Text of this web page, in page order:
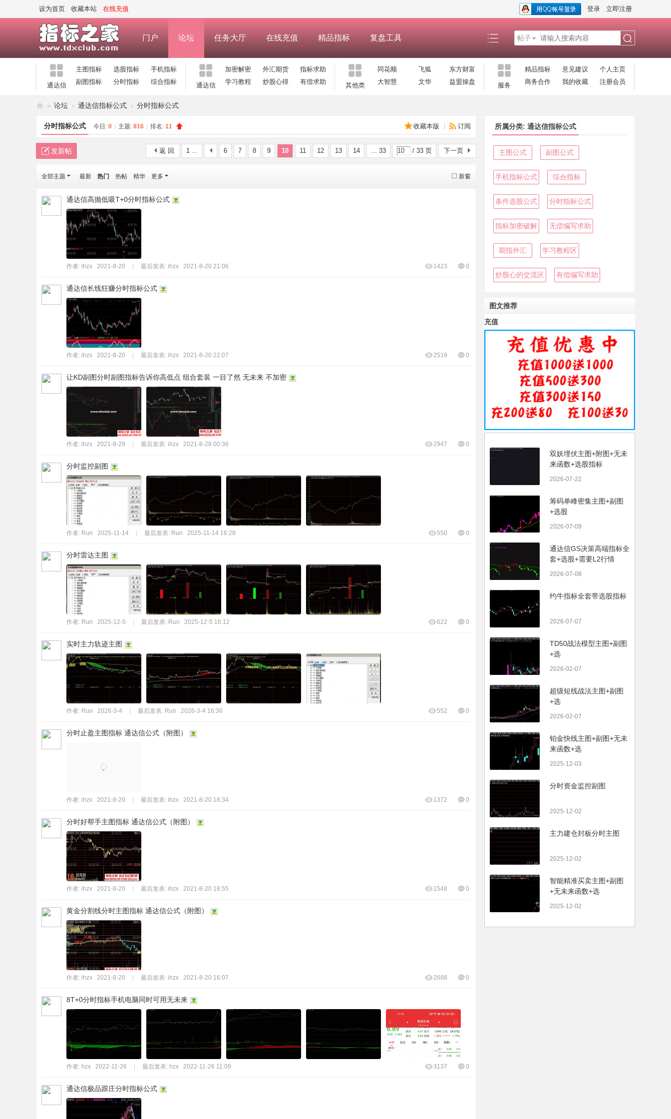
设为首页 收藏本站 在线充值 登录 立即注册
门户 论坛 任务大厅 在线充值 精品指标 复盘工具 帖子
通达信
主图指标 选股指标
手机指标
副图指标
分时指标 综合指标 通达信
加密解密 外汇期货
指标求助
学习教程
炒股心得 有偿求助 其他类
同花顺 飞狐
东方财富
大智慧
文华 益盟操盘 服务
精品指标 意见建议
个人主页
商务合作
我的收藏 注册会员
标
之
—
式
码
指
标
» 论坛 › 通达信指标公式 › 分时指标公式
收藏本版 订阅
分时指标公式 今日: 0 主题: 816 排名: 11
1 ... 6 7 8 9 10 11 12 13 14 ... 33 / 33 页 下一页
返 回
发新帖
新窗
全部主题 最新 热门 热帖 精华 更多
通达信高抛低吸T+0分时指标公式
作者: ihzx 2021-8-20 最后发表: ihzx 2021-8-20 21:06 0
1423
通达信长线狂赚分时指标公式
作者: ihzx 2021-8-20 最后发表: ihzx 2021-8-20 22:07 0
2519
让KD副图分时副图指标告诉你高低点 组合套装 一目了然 无未来 不加密
作者: ihzx 2021-8-28 最后发表: ihzx 2021-8-28 00:36 0
2947
分时监控副图
作者: Run 2025-11-14 最后发表: Run 2025-11-14 16:28 0
550
分时雷达主图
作者: Run 2025-12-5 最后发表: Run 2025-12-5 16:12 0
622
实时主力轨迹主图
作者: Run 2026-3-4 最后发表: Run 2026-3-4 16:36 0
552
分时止盈主图指标 通达信公式（附图）
作者: ihzx 2021-8-20 最后发表: ihzx 2021-8-20 18:34 0
1372
分时好帮手主图指标 通达信公式（附图）
作者: ihzx 2021-8-20 最后发表: ihzx 2021-8-20 18:55 0
1548
黄金分割线分时主图指标 通达信公式（附图）
作者: ihzx 2021-8-20 最后发表: ihzx 2021-8-20 16:07 0
2688
8T+0分时指标手机电脑同时可用无未来
作者: hzx 2022-11-26 最后发表: hzx 2022-11-26 11:09 0
3137
通达信极品跟庄分时指标公式
所属分类: 通达信指标公式
主图公式 副图公式
手机指标公式 综合指标
条件选股公式 分时指标公式
指标加密破解 无偿编写求助
期指外汇 学习教程区
炒股心的交流区 有偿编写求助
图文推荐
充值
双妖埋伏主图+附图+无未
来函数+选股指标
2026-07-22
筹码单峰密集主图+副图
+选股
2026-07-09
通达信GS决策高端指标全
套+选股+需要L2行情
2026-07-08
约牛指标全套带选股指标
2026-07-07
TD50战法模型主图+副图
+选
2026-02-07
超级短线战法主图+副图
+选
2026-02-07
铂金快线主图+副图+无未
来函数+选
2025-12-03
分时资金监控副图
2025-12-02
主力建仓封板分时主图
2025-12-02
智能精准买卖主图+副图
+无未来函数+选
2025-12-02